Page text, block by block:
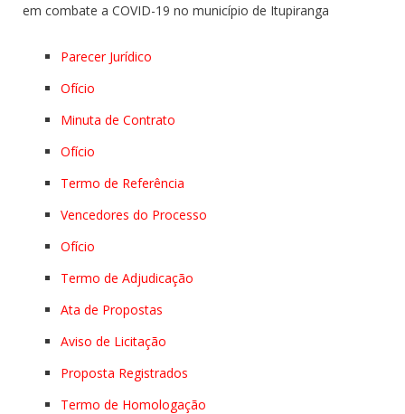
em combate a COVID-19 no município de Itupiranga
Parecer Jurídico
Ofício
Minuta de Contrato
Ofício
Termo de Referência
Vencedores do Processo
Ofício
Termo de Adjudicação
Ata de Propostas
Aviso de Licitação
Proposta Registrados
Termo de Homologação